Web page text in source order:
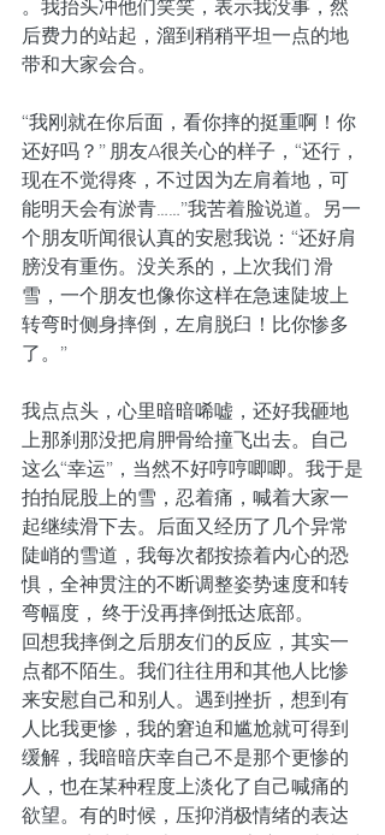
。我抬头冲他们笑笑，表示我没事，然
后费力的站起，溜到稍稍平坦一点的地
带和大家会合。
“我刚就在你后面，看你摔的挺重啊！你
还好吗？” 朋友A很关心的样子，“还行，
现在不觉得疼，不过因为左肩着地，可
能明天会有淤青……”我苦着脸说道。另一
个朋友听闻很认真的安慰我说：“还好肩
膀没有重伤。没关系的，上次我们 滑
雪，一个朋友也像你这样在急速陡坡上
转弯时侧身摔倒，左肩脱臼！比你惨多
了。”
我点点头，心里暗暗唏嘘，还好我砸地
上那刹那没把肩胛骨给撞飞出去。自己
这么“幸运”，当然不好哼哼唧唧。我于是
拍拍屁股上的雪，忍着痛，喊着大家一
起继续滑下去。后面又经历了几个异常
陡峭的雪道，我每次都按捺着内心的恐
惧，全神贯注的不断调整姿势速度和转
弯幅度， 终于没再摔倒抵达底部。
回想我摔倒之后朋友们的反应，其实一
点都不陌生。我们往往用和其他人比惨
来安慰自己和别人。遇到挫折，想到有
人比我更惨，我的窘迫和尴尬就可得到
缓解，我暗暗庆幸自己不是那个更惨的
人，也在某种程度上淡化了自己喊痛的
欲望。有的时候，压抑消极情绪的表达